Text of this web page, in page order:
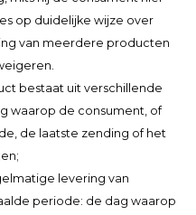
op duidelijke wijze over
van meerdere producten
bestaat uit verschillende
waarop de consument, of
de laatste zending of het
levering van
periode: de dag waarop